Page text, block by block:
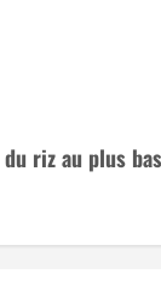
riz au plus